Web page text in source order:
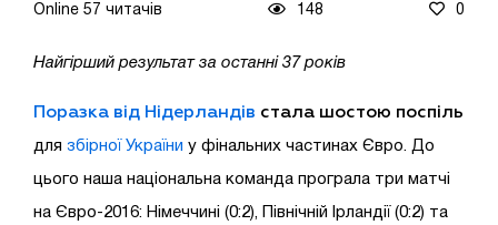
Online 57 читачів 148 0
Найгірший результат за останні 37 років
Поразка від Нідерландів стала шостою поспіль
для збірної України у фінальних частинах Євро. До
цього наша національна команда програла три матчі
на Євро-2016: Німеччині (0:2), Північній Ірландії (0:2) та